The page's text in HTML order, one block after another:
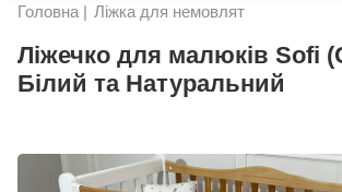
Головна | Ліжка для немовлят
Ліжечко для малюків Sofi
Білий та Натуральний